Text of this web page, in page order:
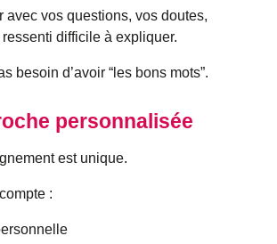
avec vos questions, vos doutes,
difficile à expliquer.
besoin d’avoir “les bons mots”.
personnalisée
est unique.
: